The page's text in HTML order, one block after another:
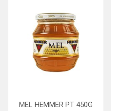
MEL HEMMER PT 450G